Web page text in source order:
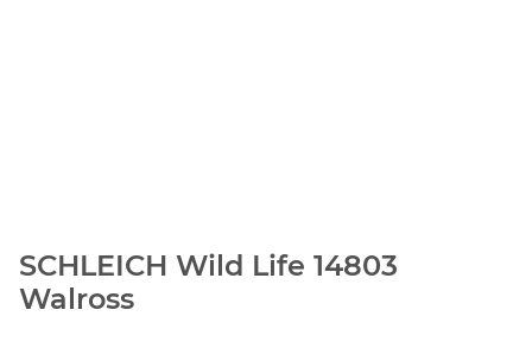
SCHLEICH Wild Life 14803
Walross